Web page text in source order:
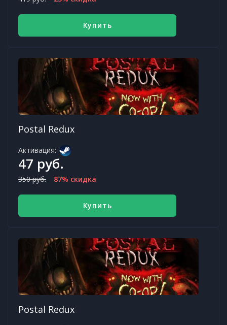
Купить
Postal Redux
Активация:
47 руб.
350 руб. 87% скидка
Купить
Postal Redux